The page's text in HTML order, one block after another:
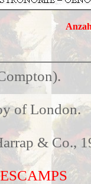
of London.
& Co.,